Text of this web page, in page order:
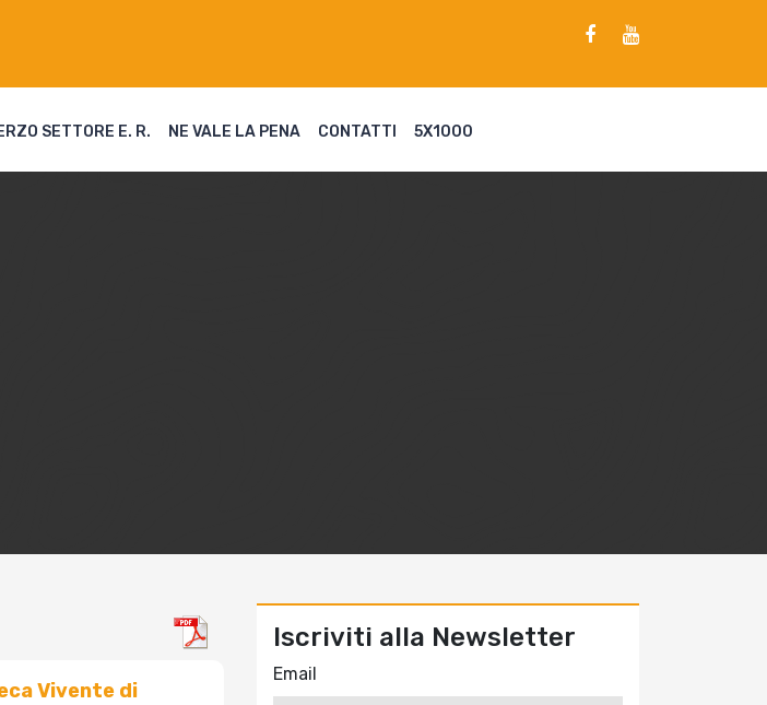
SETTORE E. R. NE VALE LA PENA CONTATTI 5X1000
Vivente di
Iscriviti alla Newsletter
Email